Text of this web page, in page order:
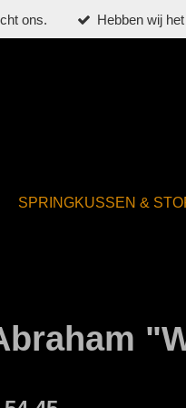
ons. Hebben wij
SPRINGKUSSEN &